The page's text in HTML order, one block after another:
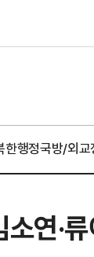
한행정국방/외교
연·